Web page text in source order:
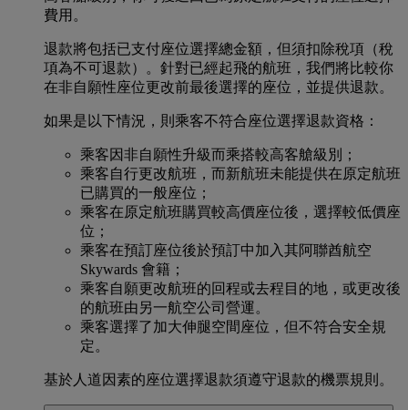
費用。
退款將包括已支付座位選擇總金額，但須扣除稅項（稅
項為不可退款）。針對已經起飛的航班，我們將比較你
在非自願性座位更改前最後選擇的座位，並提供退款。
如果是以下情況，則乘客不符合座位選擇退款資格：
乘客因非自願性升級而乘搭較高客艙級別；
乘客自行更改航班，而新航班未能提供在原定航班
已購買的一般座位；
乘客在原定航班購買較高價座位後，選擇較低價座
位；
乘客在預訂座位後於預訂中加入其阿聯酋航空
Skywards 會籍；
乘客自願更改航班的回程或去程目的地，或更改後
的航班由另一航空公司營運。
乘客選擇了加大伸腿空間座位，但不符合安全規
定。
基於人道因素的座位選擇退款須遵守退款的機票規則。